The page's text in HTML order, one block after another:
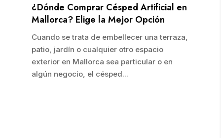
¿Dónde Comprar Césped Artificial en
Mallorca? Elige la Mejor Opción
Cuando se trata de embellecer una terraza,
patio, jardín o cualquier otro espacio
exterior en Mallorca sea particular o en
algún negocio, el césped...